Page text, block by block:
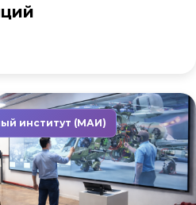
институт (МАИ)